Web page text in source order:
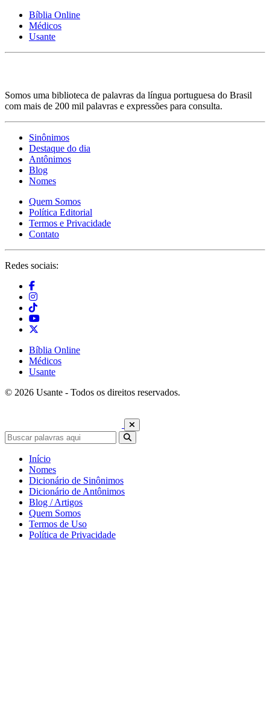
Bíblia Online
Médicos
Usante
Somos uma biblioteca de palavras da língua portuguesa do Brasil
com mais de 200 mil palavras e expressões para consulta.
Sinônimos
Destaque do dia
Antônimos
Blog
Nomes
Quem Somos
Política Editorial
Termos e Privacidade
Contato
Redes sociais:
Bíblia Online
Médicos
Usante
© 2026 Usante - Todos os direitos reservados.
Início
Nomes
Dicionário de Sinônimos
Dicionário de Antônimos
Blog / Artigos
Quem Somos
Termos de Uso
Política de Privacidade